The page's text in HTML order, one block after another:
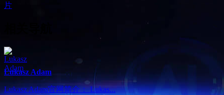
片
Lukasz Adam
Lukasz Adam官网简介： Lukas...